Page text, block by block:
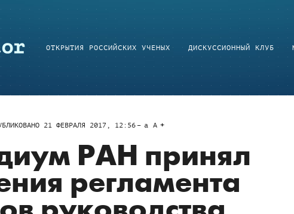
ОТКРЫТИЯ РОССИЙСКИХ УЧЕНЫХ ДИСКУССИОННЫЙ КЛУБ
21 ФЕВРАЛЯ 2017, 12:56 a A
РАН принял
регламента